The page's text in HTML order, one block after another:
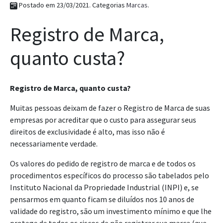
Postado em 23/03/2021. Categorias Marcas.
Registro de Marca,
quanto custa?
Registro de Marca, quanto custa?
Muitas pessoas deixam de fazer o Registro de Marca de suas
empresas por acreditar que o custo para assegurar seus
direitos de exclusividade é alto, mas isso não é
necessariamente verdade.
Os valores do pedido de registro de marca e de todos os
procedimentos específicos do processo são tabelados pelo
Instituto Nacional da Propriedade Industrial (INPI) e, se
pensarmos em quanto ficam se diluídos nos 10 anos de
validade do registro, são um investimento mínimo e que lhe